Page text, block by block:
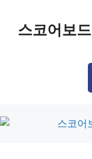
content스코어보드